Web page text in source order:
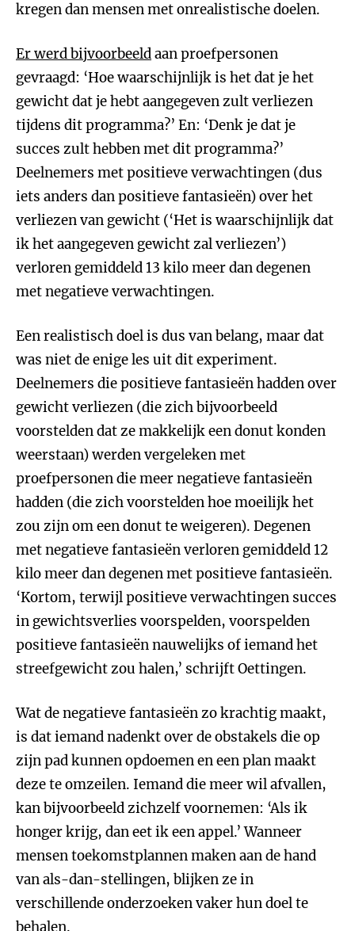
kregen dan mensen met onrealistische doelen.
Er werd bijvoorbeeldaan proefpersonen
gevraagd: ‘Hoe waarschijnlijk is het dat je het
gewicht dat je hebt aangegeven zult verliezen
tijdens dit programma?’ En: ‘Denk je dat je
succes zult hebben met dit programma?’
Deelnemers met positieve verwachtingen (dus
iets anders dan positieve fantasieën) over het
verliezen van gewicht (‘Het is waarschijnlijk dat
ik het aangegeven gewicht zal verliezen’)
verloren gemiddeld 13 kilo meer dan degenen
met negatieve verwachtingen.
Een realistisch doel is dus van belang, maar dat
was niet de enige les uit dit experiment.
Deelnemers die positieve fantasieën hadden over
gewicht verliezen (die zich bijvoorbeeld
voorstelden dat ze makkelijk een donut konden
weerstaan) werden vergeleken met
proefpersonen die meer negatieve fantasieën
hadden (die zich voorstelden hoe moeilijk het
zou zijn om een donut te weigeren). Degenen
met negatieve fantasieën verloren gemiddeld 12
kilo meer dan degenen met positieve fantasieën.
‘Kortom, terwijl positieve verwachtingen succes
in gewichtsverlies voorspelden, voorspelden
positieve fantasieën nauwelijks of iemand het
streefgewicht zou halen,’ schrijft Oettingen.
Wat de negatieve fantasieën zo krachtig maakt,
is dat iemand nadenkt over de obstakels die op
zijn pad kunnen opdoemen en een plan maakt
deze te omzeilen. Iemand die meer wil afvallen,
kan bijvoorbeeld zichzelf voornemen: ‘Als ik
honger krijg, dan eet ik een appel.’ Wanneer
mensen toekomstplannen maken aan de hand
van als-dan-stellingen, blijken ze in
verschillende onderzoeken vaker hun doel te
behalen.